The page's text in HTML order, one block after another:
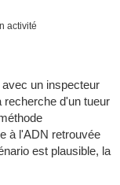
activité
un inspecteur
recherche d'un tueur
à l'ADN retrouvée
est plausible, la